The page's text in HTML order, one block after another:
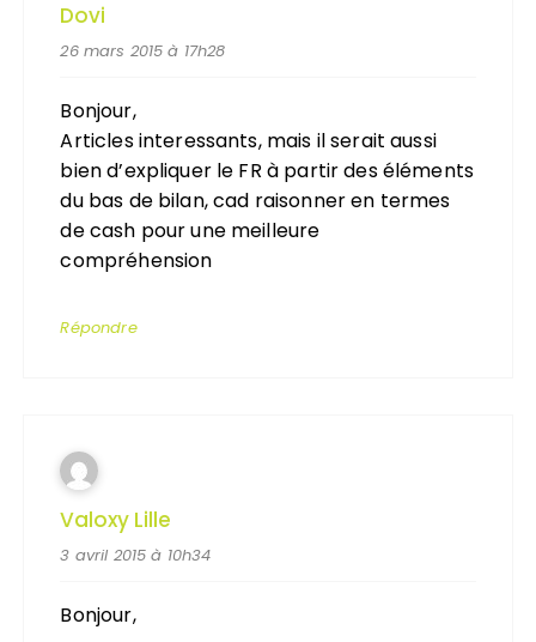
Dovi
26 mars 2015 à 17h28
Bonjour,
Articles interessants, mais il serait aussi
bien d’expliquer le FR à partir des éléments
du bas de bilan, cad raisonner en termes
de cash pour une meilleure
compréhension
Répondre
Valoxy Lille
3 avril 2015 à 10h34
Bonjour,